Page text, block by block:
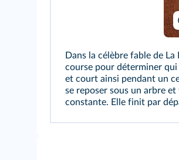
Dans la célèbre fable de
course pour déterminer qui
et court ainsi pendant un
se reposer sous un arbre
constante. Elle finit par